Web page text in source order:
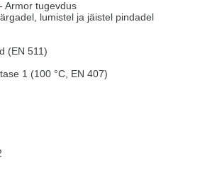
Armor tugevdus
lumistel ja jäistel pindadel
(EN 511)
1 (100 °C, EN 407)